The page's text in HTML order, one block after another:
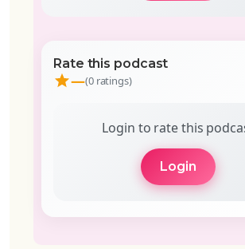
Rate this podcast
—(0 ratings)
Login to rate this
Login